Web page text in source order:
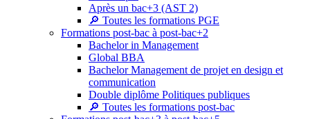
Après un bac+3 (AST 2)
🔎 Toutes les formations PGE
Formations post-bac à post-bac+2
Bachelor in Management
Global BBA
Bachelor Management de projet en design et
communication
Double diplôme Politiques publiques
🔎 Toutes les formations post-bac